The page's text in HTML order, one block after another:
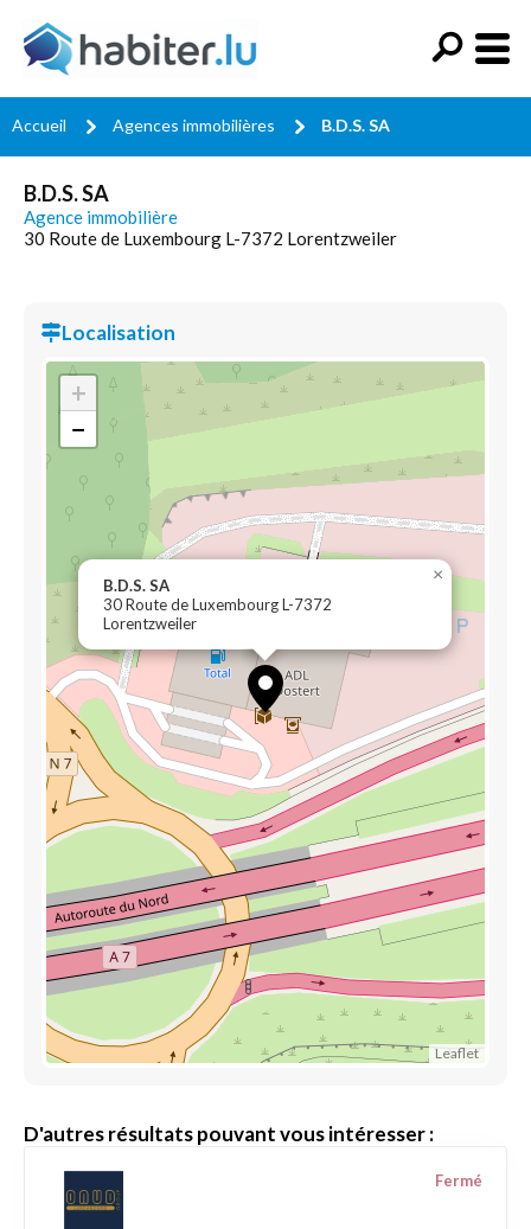
Accueil Agences immobilières B.D.S. SA
B.D.S. SA
Agence immobilière
30 Route de Luxembourg L-7372 Lorentzweiler
Localisation
B.D.S. SA
30 Route de Luxembourg L-7372
Lorentzweiler
×
+
−
Leaflet
D'autres résultats pouvant vous intéresser :
Fermé